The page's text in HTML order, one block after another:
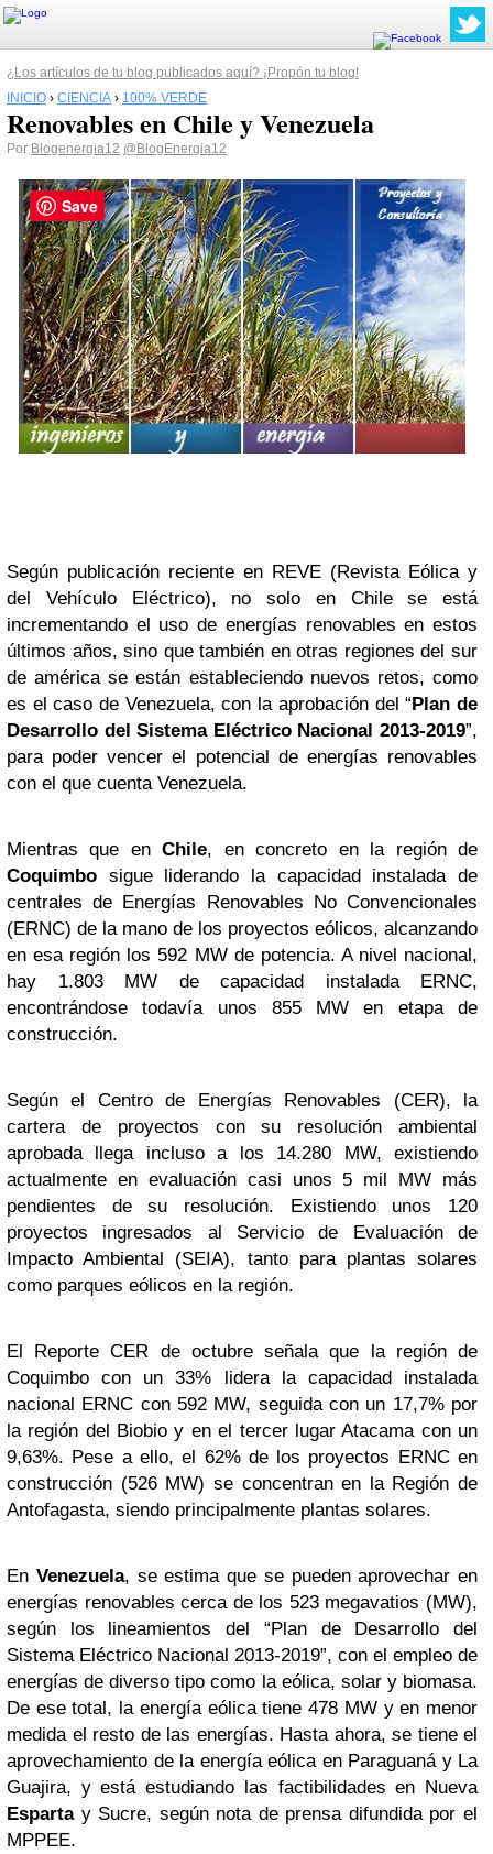
¿Los artículos de tu blog publicados aquí? ¡Propón tu blog!
INICIO › CIENCIA › 100% VERDE
Renovables en Chile y Venezuela
Por Blogenergia12 @BlogEnergia12
Según publicación reciente en REVE (Revista Eólica y
del Vehículo Eléctrico), no solo en Chile se está
incrementando el uso de energías renovables en estos
últimos años, sino que también en otras regiones del sur
de américa se están estableciendo nuevos retos, como
es el caso de Venezuela, con la aprobación del “Plan de
Desarrollo del Sistema Eléctrico Nacional 2013-2019”,
para poder vencer el potencial de energías renovables
con el que cuenta Venezuela.
Mientras que enChile, en concreto en la región de
Coquimbo sigue liderando la capacidad instalada de
centrales de Energías Renovables No Convencionales
(ERNC) de la mano de los proyectos eólicos, alcanzando
en esa región los 592 MW de potencia. A nivel nacional,
hay 1.803 MW de capacidad instalada ERNC,
encontrándose todavía unos 855 MW en etapa de
construcción.
Según el Centro de Energías Renovables (CER), la
cartera de proyectos con su resolución ambiental
aprobada llega incluso a los 14.280 MW, existiendo
actualmente en evaluación casi unos 5 mil MW más
pendientes de su resolución. Existiendo unos 120
proyectos ingresados al Servicio de Evaluación de
Impacto Ambiental (SEIA), tanto para plantas solares
como parques eólicos en la región.
El Reporte CER de octubre señala que la región de
Coquimbo con un 33% lidera la capacidad instalada
nacional ERNC con 592 MW, seguida con un 17,7% por
la región del Biobio y en el tercer lugar Atacama con un
9,63%. Pese a ello, el 62% de los proyectos ERNC en
construcción (526 MW) se concentran en la Región de
Antofagasta, siendo principalmente plantas solares.
En Venezuela, se estima que se pueden aprovechar en
energías renovables cerca de los 523 megavatios (MW),
según los lineamientos del “Plan de Desarrollo del
Sistema Eléctrico Nacional 2013-2019”, con el empleo de
energías de diverso tipo como la eólica, solar y biomasa.
De ese total, la energía eólica tiene 478 MW y en menor
medida el resto de las energías. Hasta ahora, se tiene el
aprovechamiento de la energía eólica en Paraguaná y La
Guajira, y está estudiando las factibilidades en Nueva
Espartay Sucre, según nota de prensa difundida por el
MPPEE.
Save